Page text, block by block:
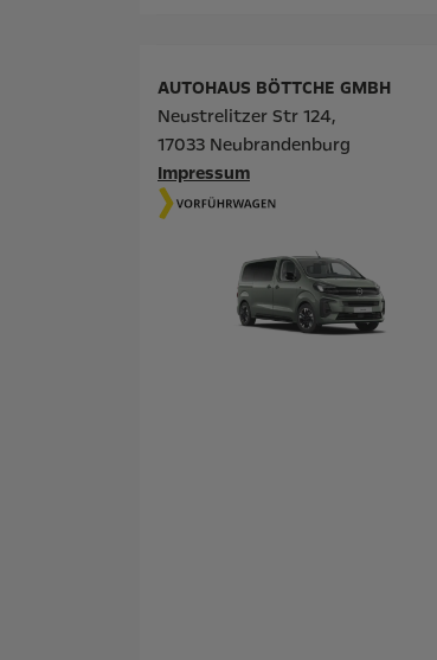
AUTOHAUS BÖTTCHE GMBH
Neustrelitzer Str 124,
17033 Neubrandenburg
Impressum